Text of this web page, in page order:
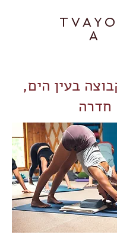
A
בעין הים,
חדרה